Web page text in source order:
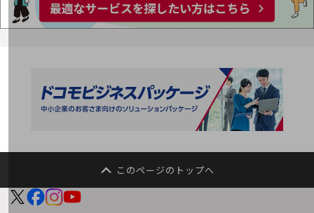
運輸業
その他の業界はこちら
ゲーム感覚で見つける
オンラインショップ
モバイル・ICTサービスをオンラインで
相談・申し込みができるバーチャルショップ
法人向けモバイルトップ
このページのトップへ